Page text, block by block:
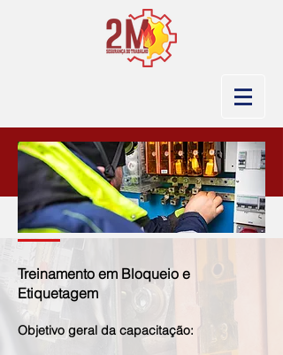
Treinamento em Bloqueio e
Etiquetagem
Objetivo geral da capacitação: